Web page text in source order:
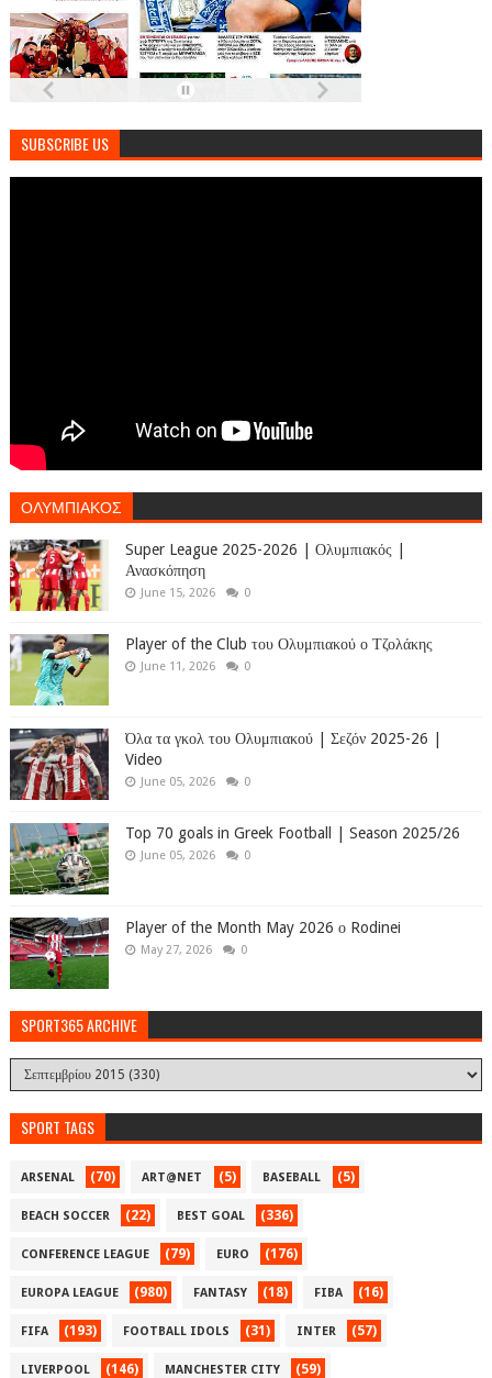
SUBSCRIBE US
ΟΛΥΜΠΙΑΚΟΣ
Super League 2025-2026 | Ολυμπιακός |
Ανασκόπηση
June 15, 2026 0
Player of the Club του Ολυμπιακού ο Τζολάκης
June 11, 2026 0
Όλα τα γκολ του Ολυμπιακού | Σεζόν 2025-26 |
Video
June 05, 2026 0
Top 70 goals in Greek Football | Season 2025/26
June 05, 2026 0
Player of the Month May 2026 ο Rodinei
May 27, 2026 0
SPORT365 ARCHIVE
SPORT TAGS
ARSENAL (70) ART@NET (5) BASEBALL (5)
BEACH SOCCER (22) BEST GOAL (336)
CONFERENCE LEAGUE (79) EURO (176)
EUROPA LEAGUE (980) FANTASY (18) FIBA (16)
FIFA (193) FOOTBALL IDOLS (31) INTER (57)
LIVERPOOL (146) MANCHESTER CITY (59)